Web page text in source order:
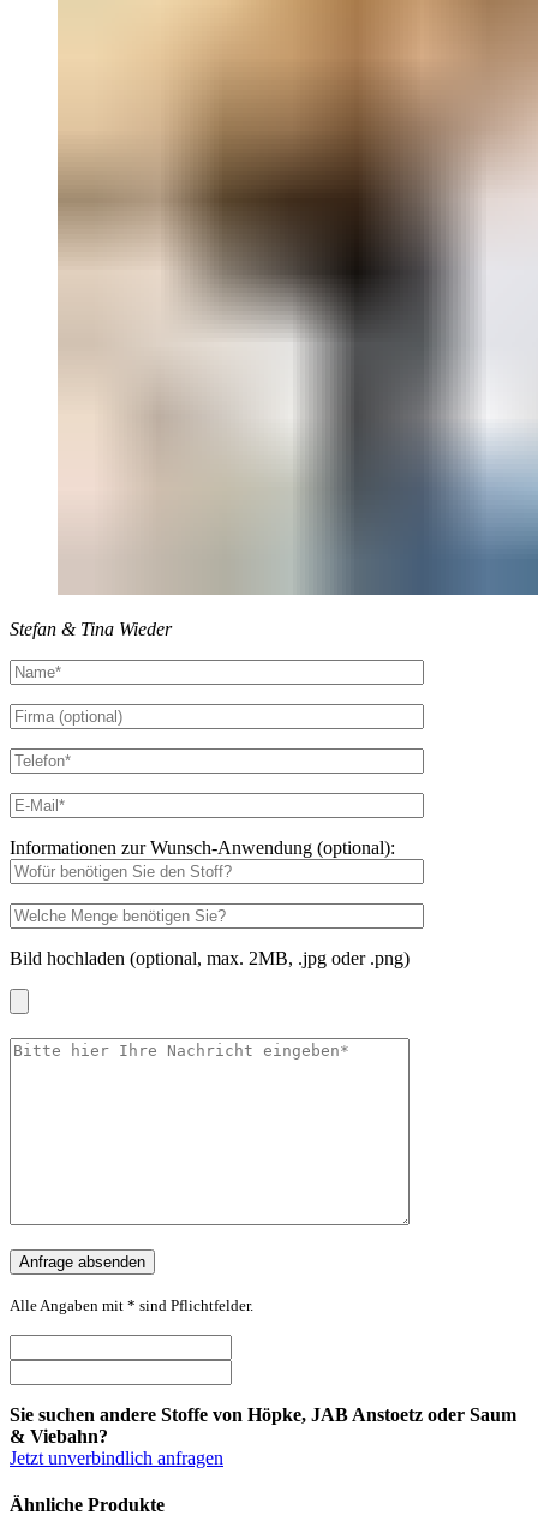
Stefan & Tina Wieder
Informationen zur Wunsch-Anwendung (optional):
Bild hochladen (optional, max. 2MB, .jpg oder .png)
Alle Angaben mit * sind Pflichtfelder.
Sie suchen andere Stoffe von Höpke, JAB Anstoetz oder Saum
& Viebahn?
Jetzt unverbindlich anfragen
Ähnliche Produkte